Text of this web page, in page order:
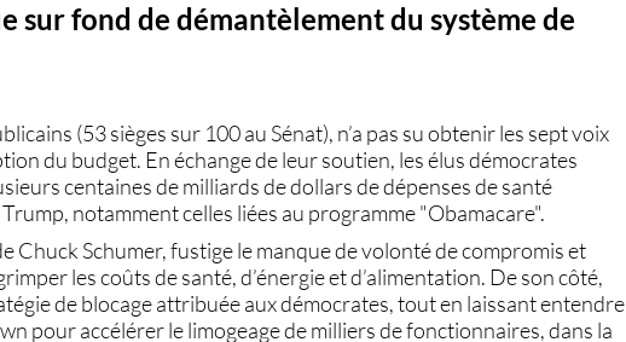
sur fond de démantèlement du système de
(53 sièges sur 100 au Sénat), n’a pas su obtenir les sept voix
du budget. En échange de leur soutien, les élus démocrates
centaines de milliards de dollarsde dépenses de santé
notamment celles liées au programme "Obamacare".
Chuck Schumer, fustige lemanque de volonté de compromiset
les coûts de santé, d’énergie et d’alimentation. De son côté,
de blocage attribuée aux démocrates, tout en laissant entendre
pour accélérer le limogeage de milliers de fonctionnaires, dans la